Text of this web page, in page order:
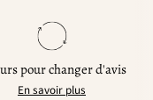
pour changer d'avis
En savoir plus